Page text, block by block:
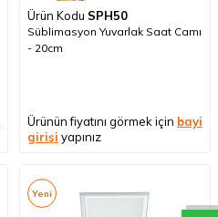
Ürün Kodu SPH50
Süblimasyon Yuvarlak Saat Camı
- 20cm
Ürünün fiyatını görmek için bayi
girişi yapınız
Yeni